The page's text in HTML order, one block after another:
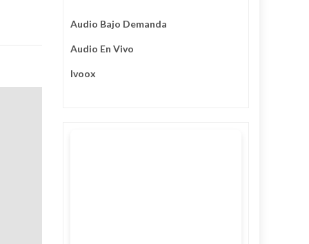
Audio Bajo Demanda
Audio En Vivo
Ivoox